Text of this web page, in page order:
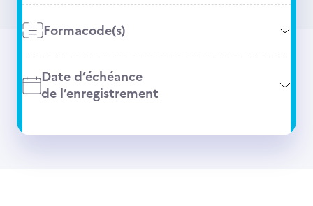
Formacode(s)
Date d’échéance
de l’enregistrement